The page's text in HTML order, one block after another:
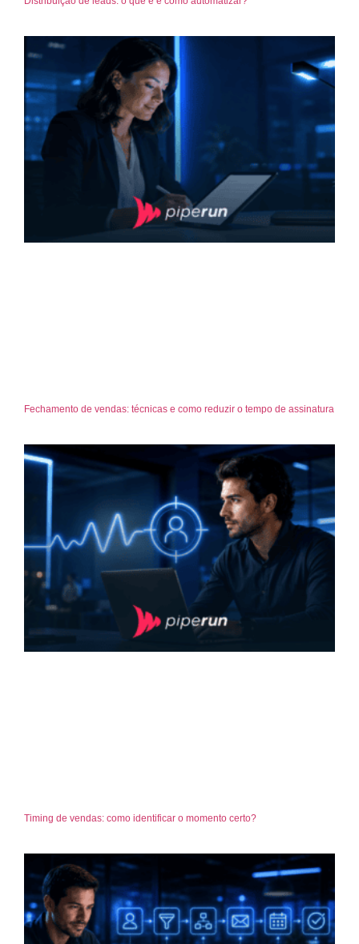
Fechamento de vendas: técnicas e como reduzir o tempo de assinatura
Timing de vendas: como identificar o momento certo?